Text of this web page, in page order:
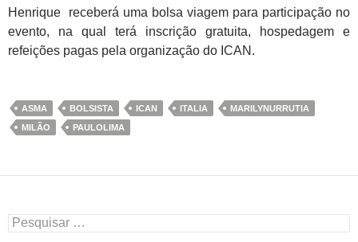
Henrique receberá uma bolsa viagem para participação no
evento, na qual terá inscrição gratuita, hospedagem e
refeições pagas pela organização do ICAN.
ASMA BOLSISTA ICAN ITALIA
MARILYNURRUTIA
MILÃO
PAULOLIMA
Pesquisar
por: